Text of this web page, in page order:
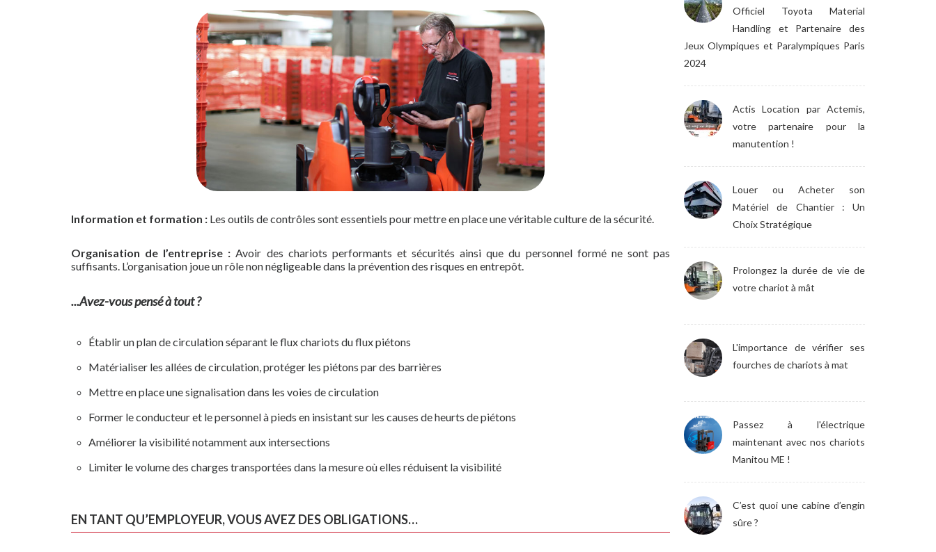
Information et formation : Les outils de contrôles sont essentiels pour mettre en place une véritable culture de la sécurité.
Organisation de l’entreprise : Avoir des chariots performants et sécurités ainsi que du personnel formé ne sont pas
suffisants. L’organisation joue un rôle non négligeable dans la prévention des risques en entrepôt.
...Avez-vous pensé à tout ?
Établir un plan de circulation séparant le flux chariots du flux piétons
Matérialiser les allées de circulation, protéger les piétons par des barrières
Mettre en place une signalisation dans les voies de circulation
Former le conducteur et le personnel à pieds en insistant sur les causes de heurts de piétons
Améliorer la visibilité notamment aux intersections
Limiter le volume des charges transportées dans la mesure où elles réduisent la visibilité
EN TANT QU’EMPLOYEUR, VOUS AVEZ DES OBLIGATIONS…
Officiel Toyota Material
Handling et Partenaire des
Jeux Olympiques et Paralympiques Paris
2024
Actis Location par Actemis,
votre partenaire pour la
manutention !
Louer ou Acheter son
Matériel de Chantier : Un
Choix Stratégique
Prolongez la durée de vie de
votre chariot à mât
L'importance de vérifier ses
fourches de chariots à mat
Passez à l'électrique
maintenant avec nos chariots
Manitou ME !
C’est quoi une cabine d’engin
sûre ?